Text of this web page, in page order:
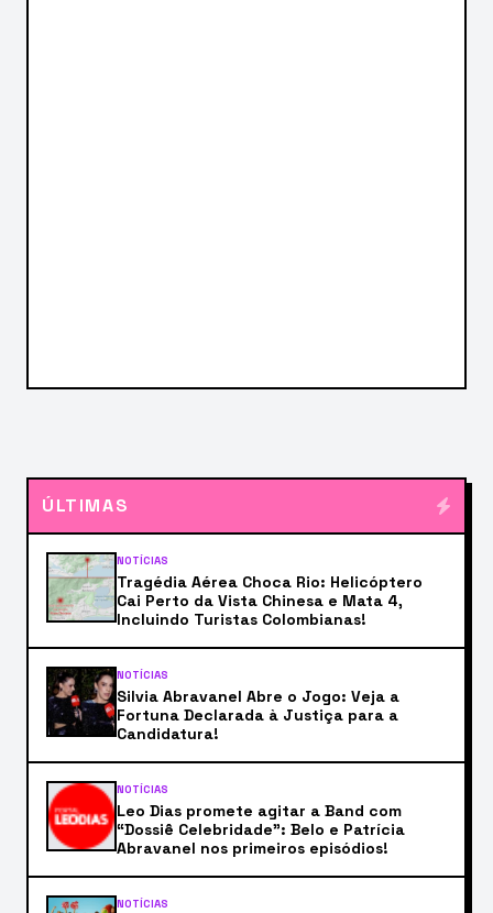
ÚLTIMAS
NOTÍCIAS
Tragédia Aérea Choca Rio: Helicóptero
Cai Perto da Vista Chinesa e Mata 4,
Incluindo Turistas Colombianas!
NOTÍCIAS
Silvia Abravanel Abre o Jogo: Veja a
Fortuna Declarada à Justiça para a
Candidatura!
NOTÍCIAS
Leo Dias promete agitar a Band com
“Dossiê Celebridade”: Belo e Patrícia
Abravanel nos primeiros episódios!
NOTÍCIAS